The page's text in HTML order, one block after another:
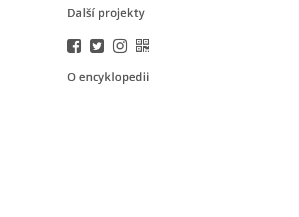
Další projekty
O encyklopedii